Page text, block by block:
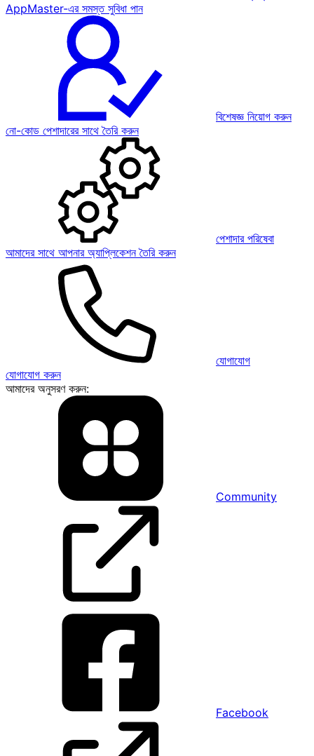
AppMaster-এর সমস্ত সুবিধা পান
বিশেষজ্ঞ নিয়োগ করুন
নো-কোড পেশাদারের সাথে তৈরি করুন
পেশাদার পরিষেবা
আমাদের সাথে আপনার অ্যাপ্লিকেশন তৈরি করুন
যোগাযোগ
যোগাযোগ করুন
আমাদের অনুসরণ করুন:
Community
Facebook